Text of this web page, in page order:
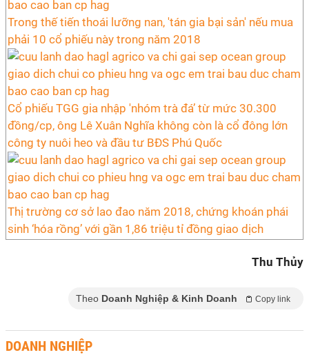
Trong thế tiến thoái lưỡng nan, 'tán gia bại sản' nếu mua
phải 10 cổ phiếu này trong năm 2018
Cổ phiếu TGG gia nhập 'nhóm trà đá’ từ mức 30.300
đồng/cp, ông Lê Xuân Nghĩa không còn là cổ đông lớn
công ty nuôi heo và đầu tư BĐS Phú Quốc
Thị trường cơ sở lao đao năm 2018, chứng khoán phái
sinh ‘hóa rồng’ với gần 1,86 triệu tỉ đồng giao dịch
Thu Thủy
Theo Doanh Nghiệp & Kinh Doanh Copy link
DOANH NGHIỆP